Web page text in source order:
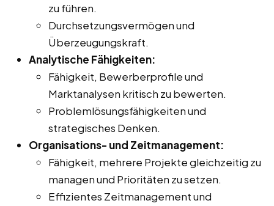
zu führen.
Durchsetzungsvermögen und
Überzeugungskraft.
Analytische Fähigkeiten:
Fähigkeit, Bewerberprofile und
Marktanalysen kritisch zu bewerten.
Problemlösungsfähigkeiten und
strategisches Denken.
Organisations- und Zeitmanagement:
Fähigkeit, mehrere Projekte gleichzeitig zu
managen und Prioritäten zu setzen.
Effizientes Zeitmanagement und